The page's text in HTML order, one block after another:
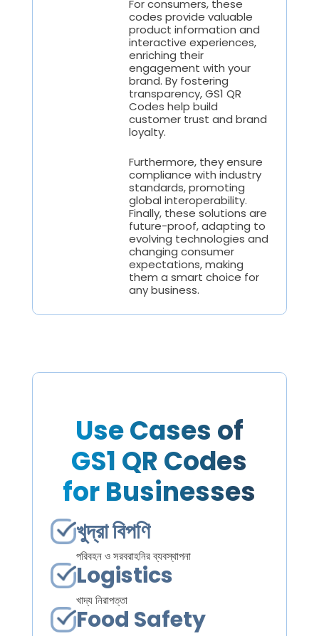
For consumers, these
codes provide valuable
product information and
interactive experiences,
enriching their
engagement with your
brand. By fostering
transparency, GS1 QR
Codes help build
customer trust and brand
loyalty.
Furthermore, they ensure
compliance with industry
standards, promoting
global interoperability.
Finally, these solutions are
future-proof, adapting to
evolving technologies and
changing consumer
expectations, making
them a smart choice for
any business.
Use Cases of
GS1 QR Codes
for Businesses
খুদ্রা বিপণি
পরিবহন ও সরবরাহনির ব্যবস্থাপনা
Logistics
খাদ্য নিরাপত্তা
Food Safety